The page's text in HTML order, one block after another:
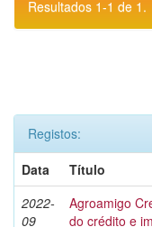
Resultados 1-1 de 1.
Registos:
Data
Título
2022-
09
Agroamigo
do crédito e